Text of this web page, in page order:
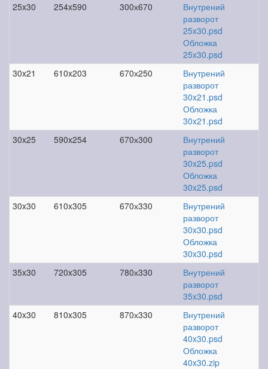
25x30
254x590 300х670
Внутрений
разворот
25x30.psd
Обложка
25x30.psd
30x21
610x203 670х250
Внутрений
разворот
30x21.psd
Обложка
30x21.psd
30x25
590x254 670х300
Внутрений
разворот
30x25.psd
Обложка
30x25.psd
30x30
610x305 670х330
Внутрений
разворот
30x30.psd
Обложка
30x30.psd
35x30
720x305 780х330
Внутрений
разворот
35x30.psd
40x30
810x305 870х330
Внутрений
разворот
40x30.psd
Обложка
40x30.zip